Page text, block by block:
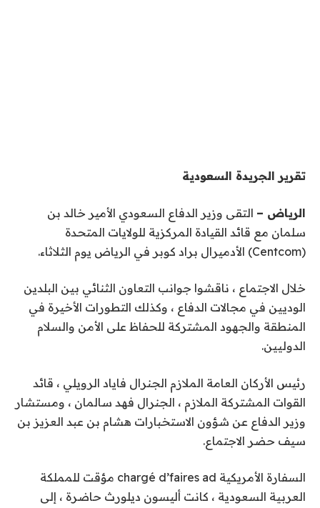
تقرير الجريدة السعودية
الرياض – التقى وزير الدفاع السعودي الأمير خالد بن
سلمان مع قائد القيادة المركزية للولايات المتحدة
(Centcom) الأدميرال براد كوبر في الرياض يوم الثلاثاء.
خلال الاجتماع ، ناقشوا جوانب التعاون الثنائي بين البلدين
الوديين في مجالات الدفاع ، وكذلك التطورات الأخيرة في
المنطقة والجهود المشتركة للحفاظ على الأمن والسلام
الدوليين.
رئيس الأركان العامة الملازم الجنرال فاياد الرويلي ، قائد
القوات المشتركة الملازم ، الجنرال فهد سالمان ، ومستشار
وزير الدفاع عن شؤون الاستخبارات هشام بن عبد العزيز بن
سيف حضر الاجتماع.
السفارة الأمريكية chargé d’faires ad مؤقت للمملكة
العربية السعودية ، كانت أليسون ديلورث حاضرة ، إلى